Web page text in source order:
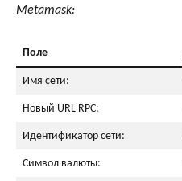
Metamask:
Поле
Имя сети:
Новый URL RPC:
Идентификатор сети:
Символ валюты: